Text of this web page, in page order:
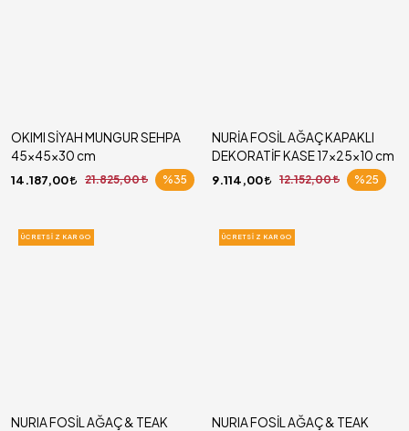
OKIMI SİYAH MUNGUR SEHPA
45x45x30 cm
14.187,00 21.825,00 %35
NURİA FOSİL AĞAÇ KAPAKLI
DEKORATİF KASE 17x25x10 cm
9.114,00 12.152,00 %25
ÜCRETSIZ KARGO
NURIA FOSİL AĞAÇ & TEAK
ÜCRETSIZ KARGO
NURIA FOSİL AĞAÇ & TEAK